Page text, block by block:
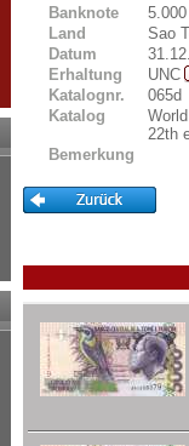
Banknote
Land
Sao
Datum
Erhaltung
UNC
Katalognr.
065d
Katalog
22th
Bemerkung